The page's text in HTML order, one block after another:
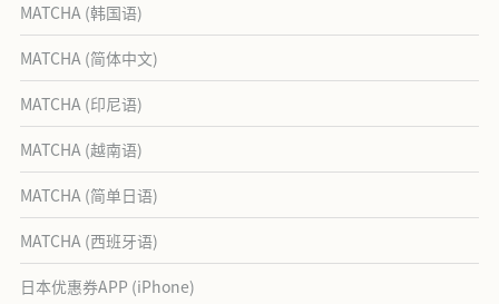
MATCHA (韩国语)
MATCHA (简体中文)
MATCHA (印尼语)
MATCHA (越南语)
MATCHA (简单日语)
MATCHA (西班牙语)
日本优惠券APP (iPhone)